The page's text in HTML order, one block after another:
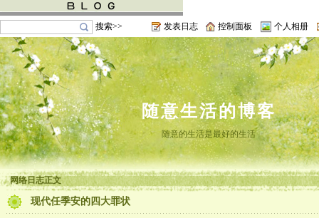
搜索>> 发表日志 控制面板 个人相册
随意生活的博客
随意的生活是最好的生活
网络日志正文
现代任季安的四大罪状